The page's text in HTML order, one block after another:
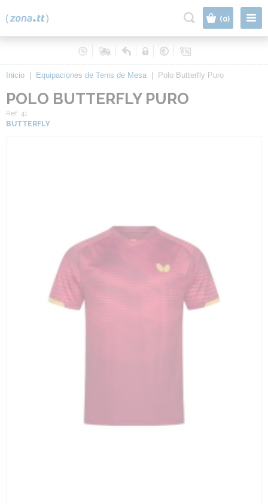
(0)
Inicio Equipaciones de Tenis de Mesa Polo Butterfly Puro
POLO BUTTERFLY PURO
Ref. 41
BUTTERFLY